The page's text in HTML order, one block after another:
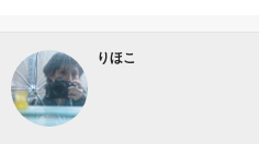
りほこ